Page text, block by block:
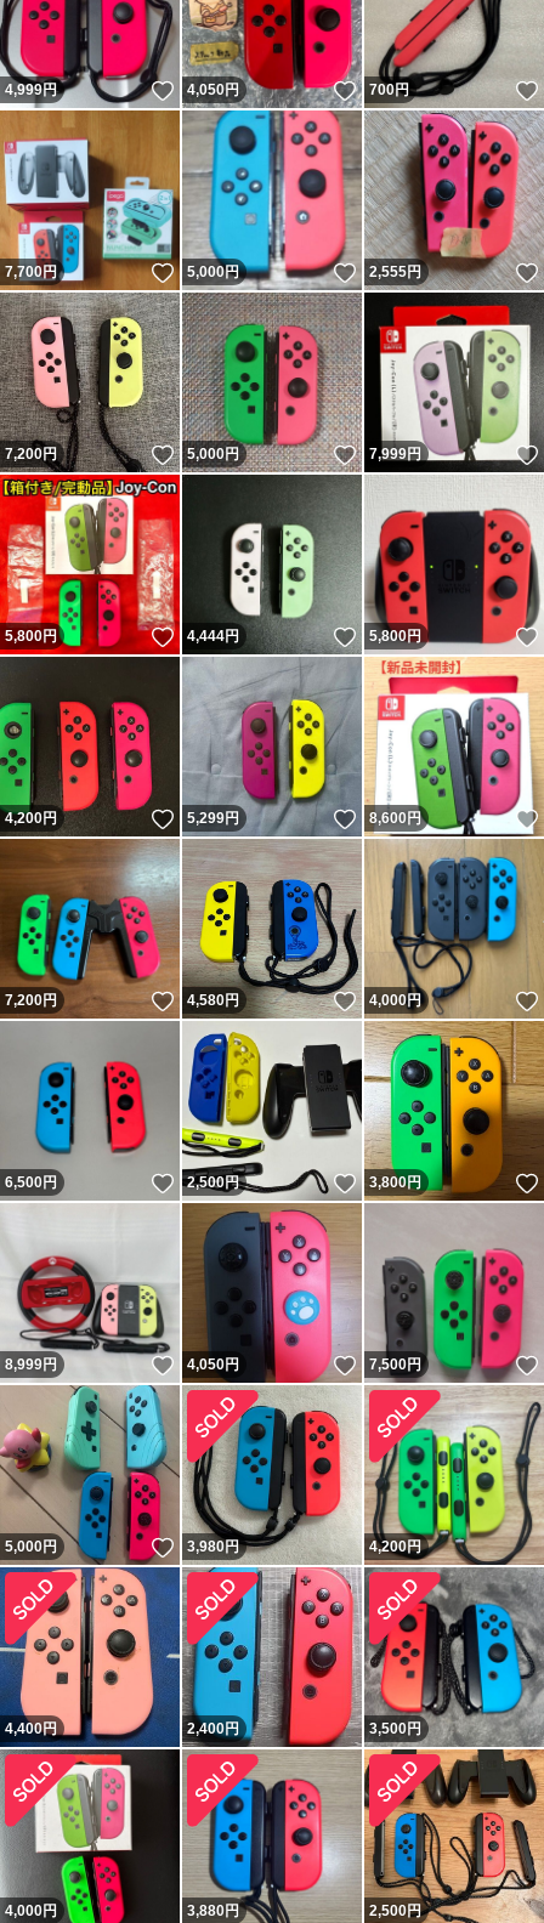
4,999円 いいね！
4,050円 いいね！
700円
7,700円 いいね！
5,000円 いいね！
2,555円
7,200円 いいね！
5,000円 いいね！
7,999円
5,800円 いいね！
4,444円 いいね！
5,800円
4,200円 いいね！
5,299円 いいね！
8,600 円
7,200円 いいね！
4,580円 いいね！
4,000円
6,500円 いいね！
2,500円 いいね！
3,800円
8,999円 いいね！
4,050円 いいね！
7,500円
5,000円 いいね！
3,980円 4,200円
4,400円 2,400円 3,500円
4,000円 3,880円 2,500円